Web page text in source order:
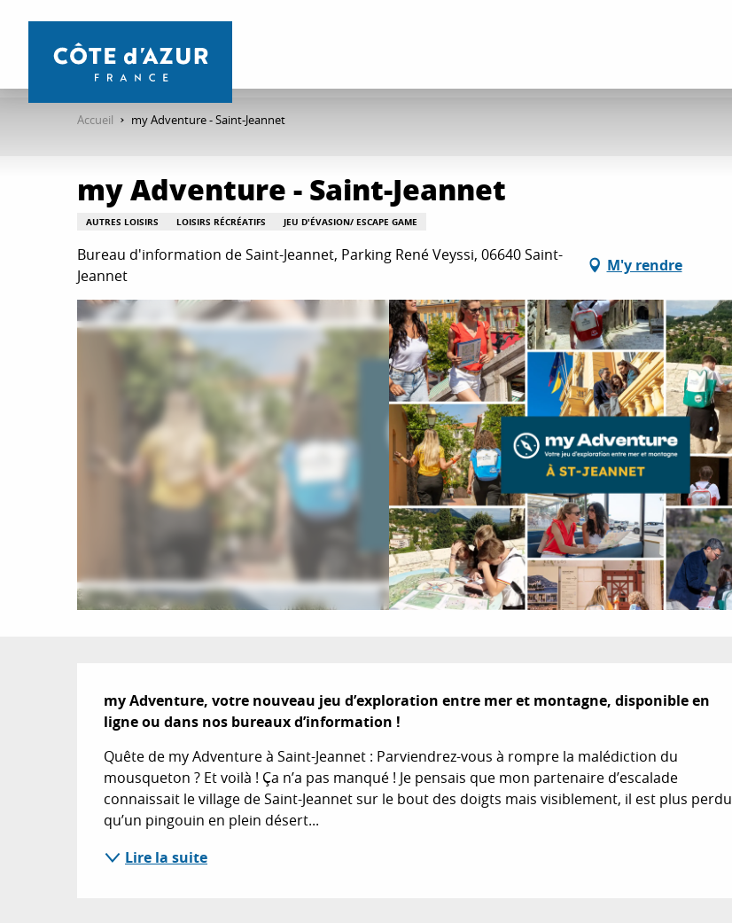
contenu
Accueil my Adventure - Saint-Jeannet
my Adventure - Saint-Jeannet
AUTRES LOISIRS LOISIRS RÉCRÉATIFS JEU D'ÉVASION/ ESCAPE GAME
Bureau d'information de Saint-Jeannet, Parking René Veyssi, 06640 Saint-
Jeannet
M'y rendre
Description
my Adventure, votre nouveau jeu d’exploration entre mer et montagne, disponible en
ligne ou dans nos bureaux d’information !
Quête de my Adventure à Saint-Jeannet : Parviendrez-vous à rompre la malédiction du
mousqueton ? Et voilà ! Ça n’a pas manqué ! Je pensais que mon partenaire d’escalade
connaissait le village de Saint-Jeannet sur le bout des doigts mais visiblement, il est plus perdu
qu’un pingouin en plein désert...
Lire la suite